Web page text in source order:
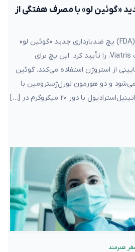
«گوئین لو» با مصرف هفتگی از
سازمان غذا و داروی آمریکا (FDA) پچ ضدبارداری جدید «گوئین لو»
(Gwyn Lo)، محصول شرکت Viatris، را تأیید کرد. این پچ برای
از استروژن استفاده می‌کند. گوئین
و دو هورمون نورل‌ژسترومین با
هنرمند